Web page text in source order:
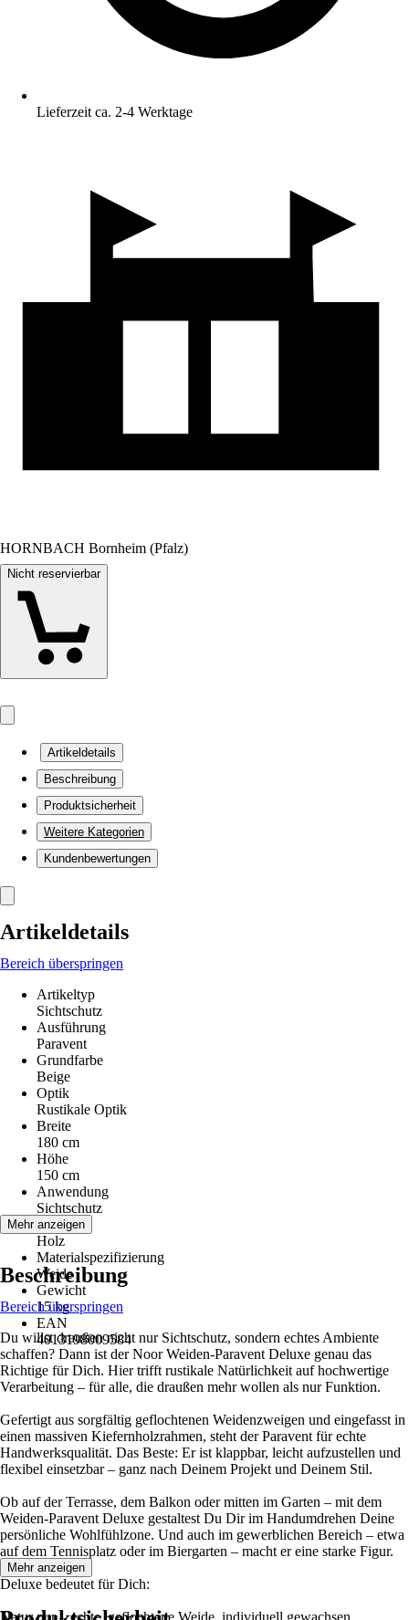
Lieferzeit ca. 2-4 Werktage
HORNBACH Bornheim (Pfalz)
Nicht reservierbar
Artikeldetails
Beschreibung
Produktsicherheit
Weitere Kategorien
Kundenbewertungen
Artikeldetails
Bereich überspringen
Artikeltyp
Sichtschutz
Ausführung
Paravent
Grundfarbe
Beige
Optik
Rustikale Optik
Breite
180 cm
Höhe
150 cm
Anwendung
Sichtschutz
Material
Holz
Materialspezifizierung
Weide
Gewicht
15 kg
EAN
4013198009584
Mehr anzeigen
Beschreibung
Bereich überspringen
Du willst draußen nicht nur Sichtschutz, sondern echtes Ambiente
schaffen? Dann ist der Noor Weiden-Paravent Deluxe genau das
Richtige für Dich. Hier trifft rustikale Natürlichkeit auf hochwertige
Verarbeitung – für alle, die draußen mehr wollen als nur Funktion.
Gefertigt aus sorgfältig geflochtenen Weidenzweigen und eingefasst in
einen massiven Kiefernholzrahmen, steht der Paravent für echte
Handwerksqualität. Das Beste: Er ist klappbar, leicht aufzustellen und
flexibel einsetzbar – ganz nach Deinem Projekt und Deinem Stil.
Ob auf der Terrasse, dem Balkon oder mitten im Garten – mit dem
Weiden-Paravent Deluxe gestaltest Du Dir im Handumdrehen Deine
persönliche Wohlfühlzone. Und auch im gewerblichen Bereich – etwa
auf dem Tennisplatz oder im Biergarten – macht er eine starke Figur.
Deluxe bedeutet für Dich:
Natur pur – echte, geflochtene Weide, individuell gewachsen
Mehr anzeigen